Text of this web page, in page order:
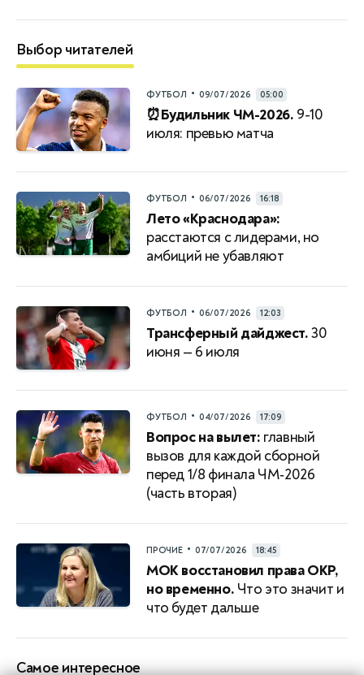
Выбор читателей
ФУТБОЛ • 09/07/2026 05:00
⏰Будильник ЧМ-2026. 9-10
июля: превью матча
ФУТБОЛ • 06/07/2026 16:18
Лето «Краснодара»:
расстаются с лидерами, но
амбиций не убавляют
ФУТБОЛ • 06/07/2026 12:03
Трансферный дайджест.30
июня — 6 июля
ФУТБОЛ • 04/07/2026 17:09
Вопрос на вылет: главный
вызов для каждой сборной
перед 1/8 финала ЧМ‑2026
(часть вторая)
ПРОЧИЕ • 07/07/2026 18:45
МОК восстановил права ОКР,
но временно. Что это значит и
что будет дальше
Самое интересное